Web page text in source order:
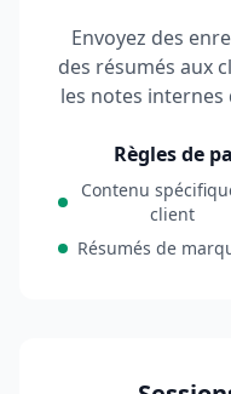
Envoyez des
des résumés aux
les notes internes
Règles de
Contenu
client
Résumés de